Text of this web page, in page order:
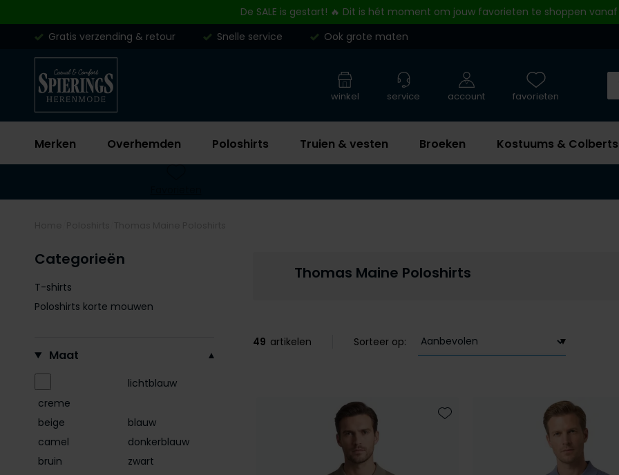
De SALE is gestart! 🔥 Dit is hét moment om jouw favorieten te shoppen vanaf
Gratis verzending & retour
Snelle service Ook grote maten
Merken Overhemden Poloshirts Truien & vesten Broeken Kostuums & Colberts
winkel service account favorieten
Thomas Maine Poloshirts
Categorieën
T-shirts
Poloshirts korte mouwen
Maat
creme
lichtblauw
beige
blauw
camel
donkerblauw
bruin
zwart
49 artikelen Sorteer op:
Toevoegen aan favorieten